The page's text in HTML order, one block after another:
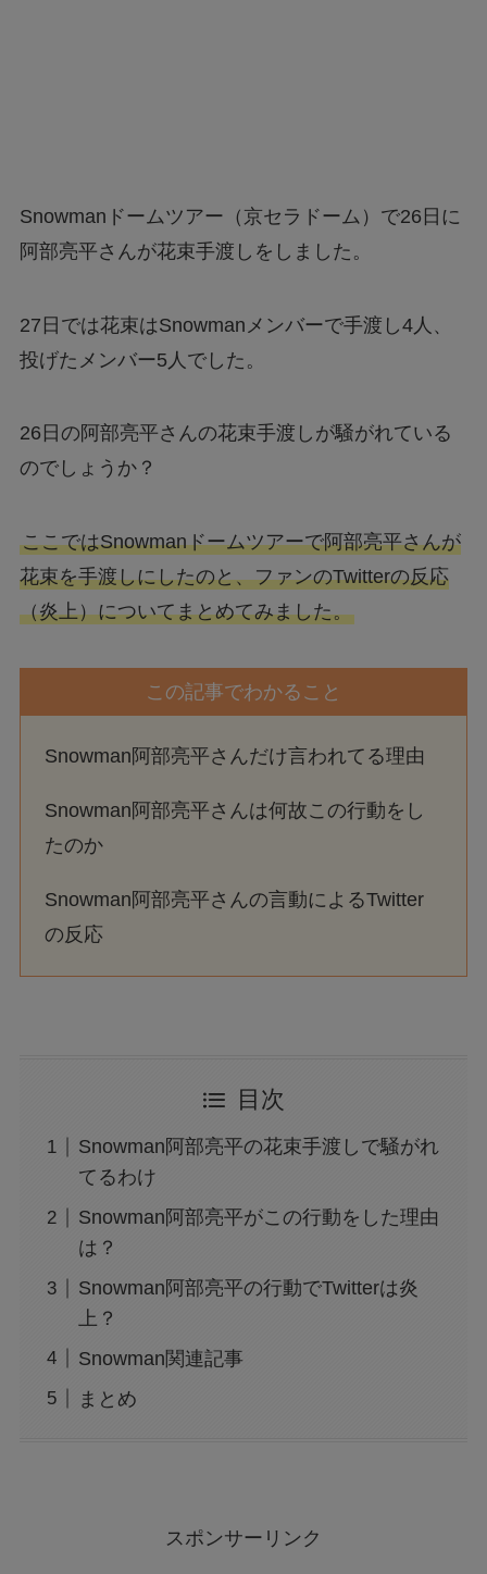
Snowmanドームツアー（京セラドーム）で26日に
阿部亮平さんが花束手渡しをしました。
27日では花束はSnowmanメンバーで手渡し4人、
投げたメンバー5人でした。
26日の阿部亮平さんの花束手渡しが騒がれている
のでしょうか？
ここではSnowmanドームツアーで阿部亮平さんが
花束を手渡しにしたのと、ファンのTwitterの反応
（炎上）についてまとめてみました。
この記事でわかること
Snowman阿部亮平さんだけ言われてる理由
Snowman阿部亮平さんは何故この行動をし
たのか
Snowman阿部亮平さんの言動によるTwitter
の反応
目次
Snowman阿部亮平の花束手渡しで騒がれ
てるわけ
Snowman阿部亮平がこの行動をした理由
は？
Snowman阿部亮平の行動でTwitterは炎
上？
Snowman関連記事
まとめ
スポンサーリンク